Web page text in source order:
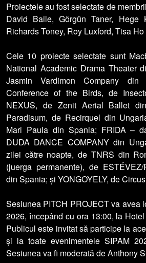
Proiectele au fost selectate de
David Baile, Görgün Taner, Hege
Richards Toney, Roy Luxford, Tisa
Cele 10 proiecte selectate sunt
National Academic Drama Theater
Jasmin Vardimon Company
Conference of the Birds, de
NEXUS, de Zenit Aerial Ballet
Paradisum, de Recirquel din
Mari Paula din Spania; FRIDA –
DUDA DANCE COMPANY din
zilei către noapte, de TNRS din
(juerga permanente), de
din Spania; și YONGOYELY, de
Sesiunea PITCH PROJECT va avea
2026, începând cu ora 13:00, la
Publicul este invitat să participe la
și la toate evenimentele SIPAM
Sesiunea va fi moderată de Anthony